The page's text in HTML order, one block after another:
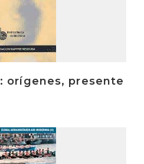
orígenes, presente